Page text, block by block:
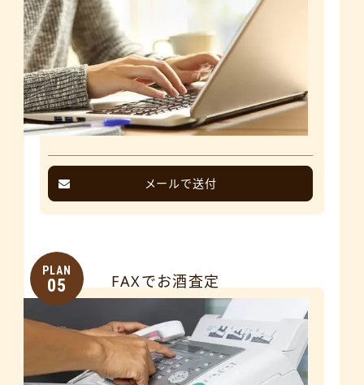
メールで送付
PLAN
05 FAXでお酒査定